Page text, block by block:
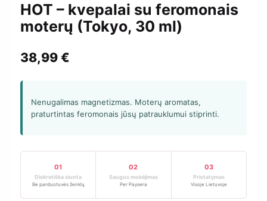
HOT – kvepalai su feromonais
moterų (Tokyo, 30 ml)
38,99€
Nenugalimas magnetizmas. Moterų aromatas,
praturtintas feromonais jūsų patrauklumui stiprinti.
01
Diskretiška siunta
Be parduotuvės ženklų
02
Saugus mokėjimas
Per Paysera
03
Pristatymas
Visoje Lietuvoje